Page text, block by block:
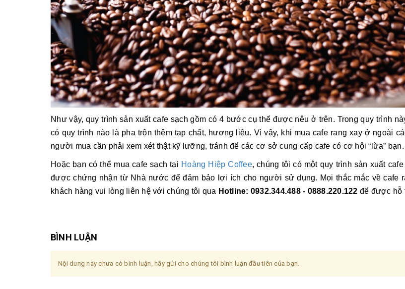
Như vậy, quy trình sản xuất cafe sạch gồm có 4 bước cụ thể được nêu ở trên. Trong quy trình
có quy trình nào là pha trộn thêm tạp chất, hương liệu. Vì vậy, khi mua cafe rang xay ở ngoài
người mua cần phải xem xét thật kỹ lưỡng, tránh để các cơ sở cung cấp cafe có cơ hội “lừa” bạn.
Hoặc bạn có thể mua cafe sạch tại Hoàng Hiệp Coffee, chúng tôi có một quy trình sản xuất
được chứng nhận từ Nhà nước để đảm bảo lợi ích cho người sử dụng. Mọi thắc mắc về cafe
khách hàng vui lòng liên hệ với chúng tôi qua Hotline: 0932.344.488 - 0888.220.122 để được hỗ
BÌNH LUẬN
Nội dung này chưa có bình luận, hãy gửi cho chúng tôi bình luận đầu tiên của bạn.